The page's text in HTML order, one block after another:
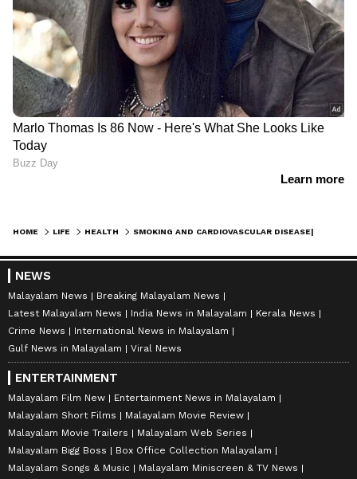
HOME LIFE HEALTH
NEWS
Malayalam News
Breaking Malayalam News
Latest Malayalam News
India News in Malayalam
Kerala News
Crime News
International News in Malayalam
Gulf News in Malayalam
Viral News
ENTERTAINMENT
Malayalam Film New
Entertainment News in Malayalam
Malayalam Short Films
Malayalam Movie Review
Malayalam Movie Trailers
Malayalam Web Series
Malayalam Bigg Boss
Box Office Collection Malayalam
Malayalam Songs & Music
Malayalam Miniscreen & TV News